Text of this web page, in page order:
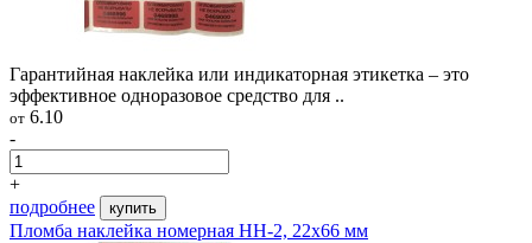
Гарантийная наклейка или индикаторная этикетка – это
эффективное одноразовое средство для ..
от 6.10
-
+
подробнее
купить
Пломба наклейка номерная НН-2, 22х66 мм